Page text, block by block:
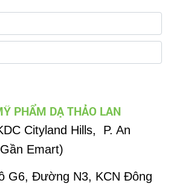
PHẨM DẠ THẢO LAN
Cityland Hills, P. An
Emart)
G6, Đường N3, KCN Đông